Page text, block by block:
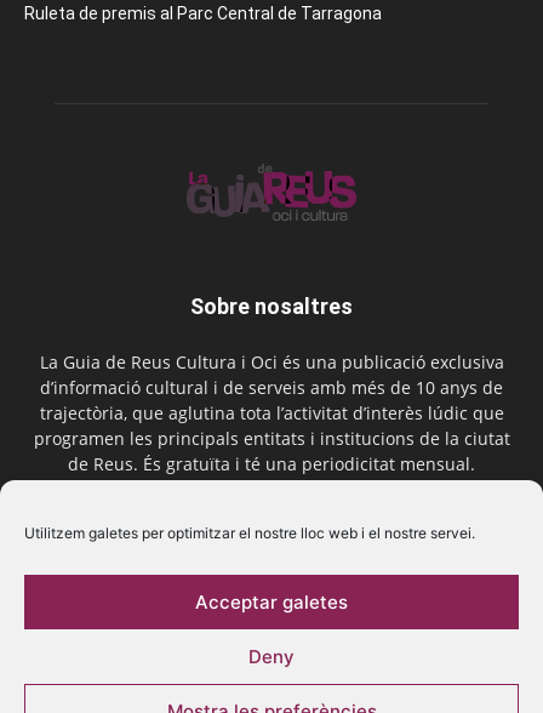
Utilitzem galetes per optimitzar el nostre lloc web i el nostre servei.
Acceptar galetes
Deny
Ruleta de premis al Parc Central de Tarragona
Sobre nosaltres
La Guia de Reus Cultura i Oci és una publicació exclusiva
d’informació cultural i de serveis amb més de 10 anys de
trajectòria, que aglutina tota l’activitat d’interès lúdic que
programen les principals entitats i institucions de la ciutat
de Reus. És gratuïta i té una periodicitat mensual.
Segueix-nos